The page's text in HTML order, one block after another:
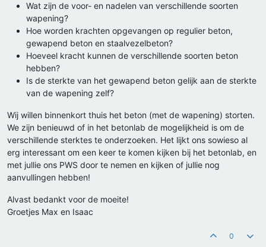
Wat zijn de voor- en nadelen van verschillende soorten
wapening?
Hoe worden krachten opgevangen op regulier beton,
gewapend beton en staalvezelbeton?
Hoeveel kracht kunnen de verschillende soorten beton
hebben?
Is de sterkte van het gewapend beton gelijk aan de sterkte
van de wapening zelf?
Wij willen binnenkort thuis het beton (met de wapening) storten.
We zijn benieuwd of in het betonlab de mogelijkheid is om de
verschillende sterktes te onderzoeken. Het lijkt ons sowieso al
erg interessant om een keer te komen kijken bij het betonlab, en
met jullie ons PWS door te nemen en kijken of jullie nog
aanvullingen hebben!
Alvast bedankt voor de moeite!
Groetjes Max en Isaac
0